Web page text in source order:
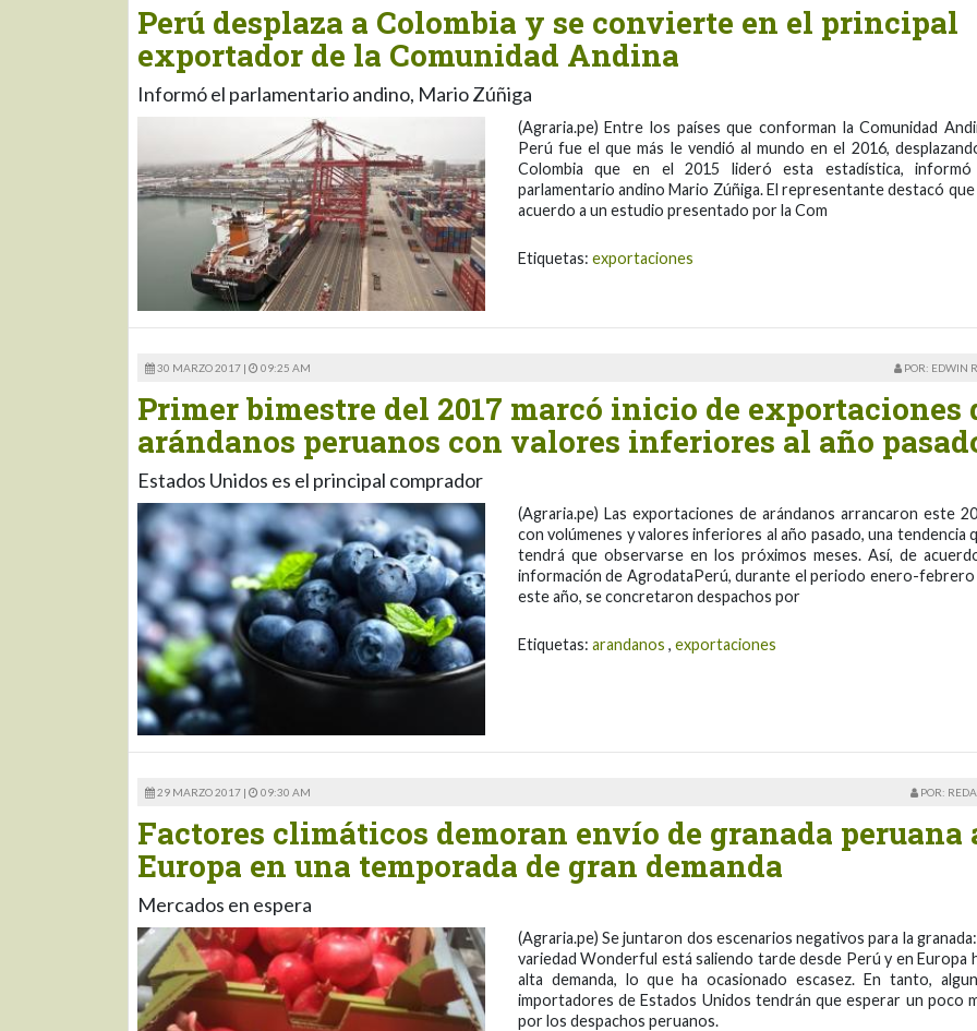
Perú desplaza a Colombia y se convierte en el principal
exportador de la Comunidad Andina
Informó el parlamentario andino, Mario Zúñiga
(Agraria.pe) Entre los países que conforman la Comunidad
Perú fue el que más le vendió al mundo en el 2016,
Colombia que en el 2015 lideró esta estadística,
parlamentario andino Mario Zúñiga. El representante destacó que
acuerdo a un estudio presentado por la Com
Etiquetas: exportaciones
30 MARZO 2017 | 09:25 AM POR: EDWIN
Primer bimestre del 2017 marcó inicio de exportaciones
arándanos peruanos con valores inferiores al año
Estados Unidos es el principal comprador
(Agraria.pe) Las exportaciones de arándanos arrancaron este
con volúmenes y valores inferiores al año pasado, una tendencia
tendrá que observarse en los próximos meses. Así, de
información de AgrodataPerú, durante el periodo enero-febrero
este año, se concretaron despachos por
Etiquetas: arandanos , exportaciones
29 MARZO 2017 | 09:30 AM POR:
Factores climáticos demoran envío de granada peruana
Europa en una temporada de gran demanda
Mercados en espera
(Agraria.pe) Se juntaron dos escenarios negativos para la granada:
variedad Wonderful está saliendo tarde desde Perú y en Europa
alta demanda, lo que ha ocasionado escasez. En tanto,
importadores de Estados Unidos tendrán que esperar un poco
por los despachos peruanos.